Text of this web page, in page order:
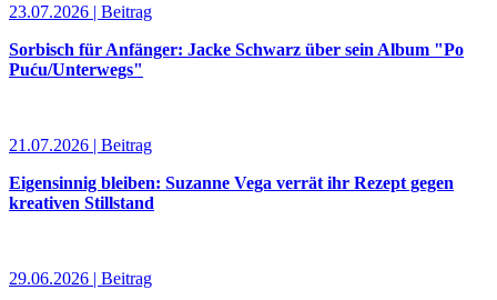
23.07.2026 | Beitrag
Sorbisch für Anfänger: Jacke Schwarz über sein Album "Po
Puću/Unterwegs"
21.07.2026 | Beitrag
Eigensinnig bleiben: Suzanne Vega verrät ihr Rezept gegen
kreativen Stillstand
29.06.2026 | Beitrag